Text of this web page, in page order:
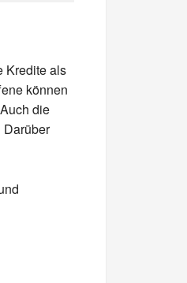
Kredite als
können
die
Darüber